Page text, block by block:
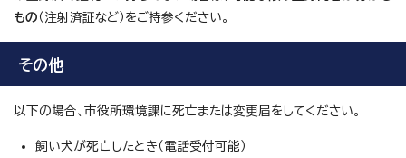
もの （注射済証など）をご持参ください。
その他
以下の場合、市役所環境課に死亡または変更届をしてください。
飼い犬が死亡したとき（電話受付可能）